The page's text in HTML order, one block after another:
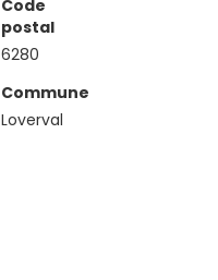
Code
postal
6280
Commune
Loverval